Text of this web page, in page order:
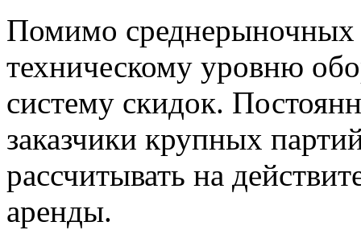
Помимо среднерыночных
техническому уровню
систему скидок.
заказчики крупных
рассчитывать на
аренды.